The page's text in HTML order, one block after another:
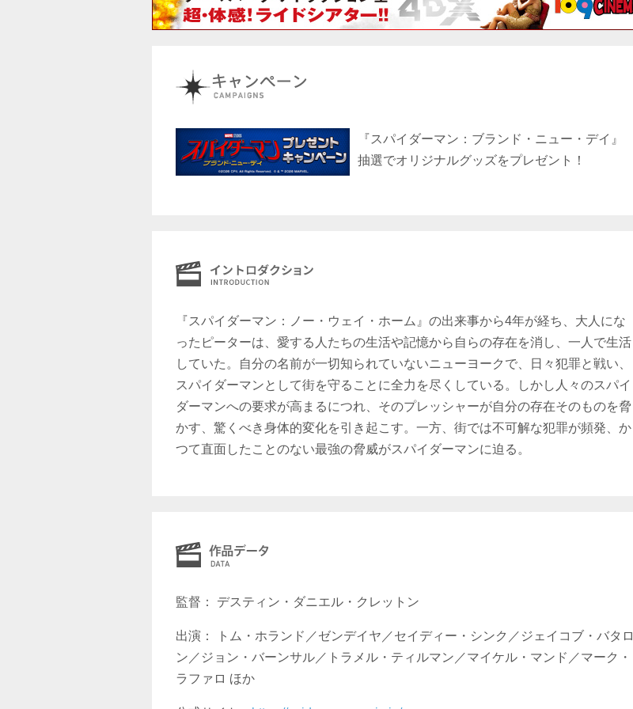
『スパイダーマン：ブランド・ニュー・デイ』
抽選でオリジナルグッズをプレゼント！
『スパイダーマン：ノー・ウェイ・ホーム』の出来事から4年が経ち、大人にな
ったピーターは、愛する人たちの生活や記憶から自らの存在を消し、一人で生活
していた。自分の名前が一切知られていないニューヨークで、日々犯罪と戦い、
スパイダーマンとして街を守ることに全力を尽くしている。しかし人々のスパイ
ダーマンへの要求が高まるにつれ、そのプレッシャーが自分の存在そのものを脅
かす、驚くべき身体的変化を引き起こす。一方、街では不可解な犯罪が頻発、か
つて直面したことのない最強の脅威がスパイダーマンに迫る。
監督： デスティン・ダニエル・クレットン
出演： トム・ホランド／ゼンデイヤ／セイディー・シンク／ジェイコブ・バタロ
ン／ジョン・バーンサル／トラメル・ティルマン／マイケル・マンド／マーク・
ラファロ ほか